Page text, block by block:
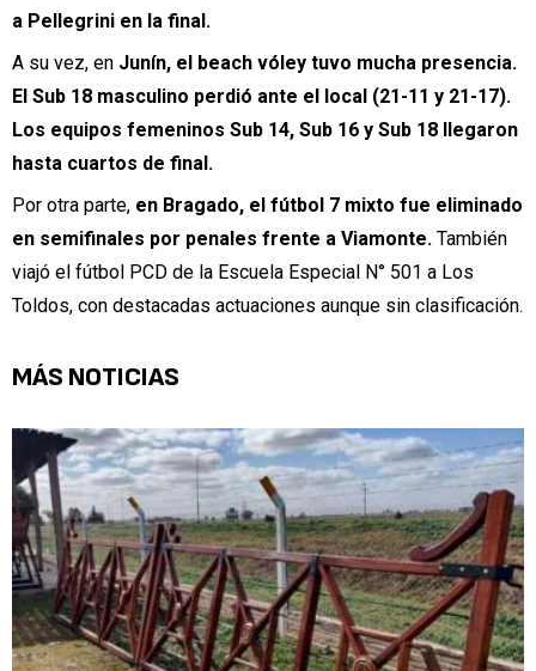
a Pellegrini en la final.
A su vez, en Junín, el beach vóley tuvo mucha presencia.
El Sub 18 masculino perdió ante el local (21-11 y 21-17).
Los equipos femeninos Sub 14, Sub 16 y Sub 18 llegaron
hasta cuartos de final.
Por otra parte, en Bragado, el fútbol 7 mixto fue eliminado
en semifinales por penales frente a Viamonte. También
viajó el fútbol PCD de la Escuela Especial N° 501 a Los
Toldos, con destacadas actuaciones aunque sin clasificación.
MÁS NOTICIAS